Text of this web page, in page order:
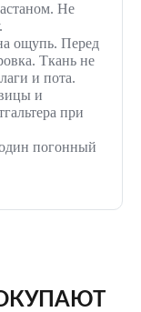
Не
ощупь. Перед
Ткань не
и пота.
и
при
погонный